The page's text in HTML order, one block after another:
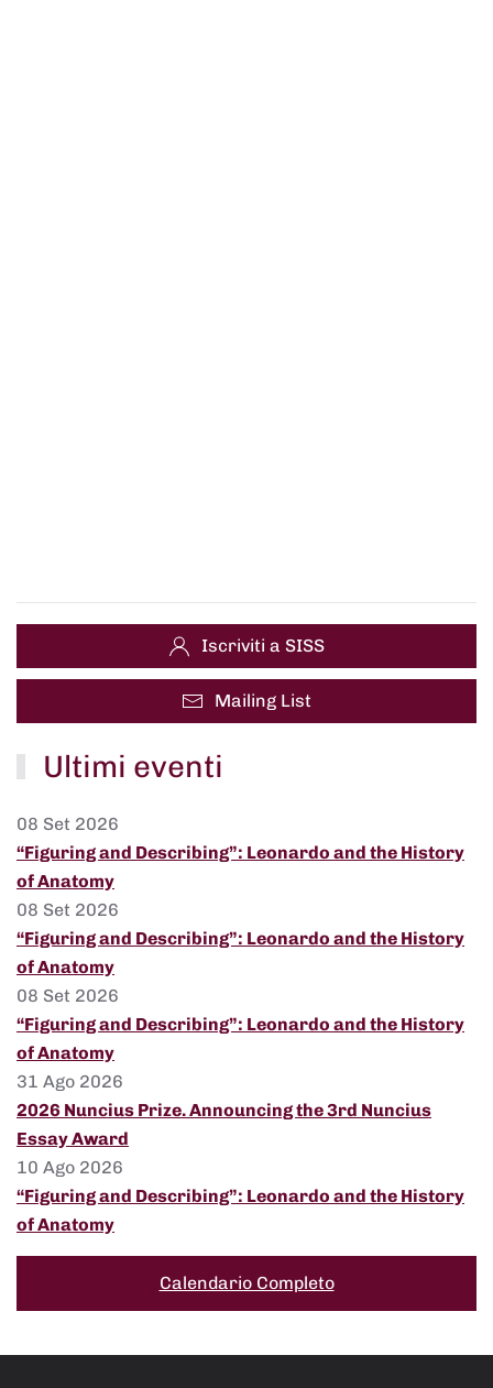
Iscriviti a SISS
Mailing List
Ultimi eventi
08 Set 2026
“Figuring and Describing”: Leonardo and the History
of Anatomy
08 Set 2026
“Figuring and Describing”: Leonardo and the History
of Anatomy
08 Set 2026
“Figuring and Describing”: Leonardo and the History
of Anatomy
31 Ago 2026
2026 Nuncius Prize. Announcing the 3rd Nuncius
Essay Award
10 Ago 2026
“Figuring and Describing”: Leonardo and the History
of Anatomy
Calendario Completo